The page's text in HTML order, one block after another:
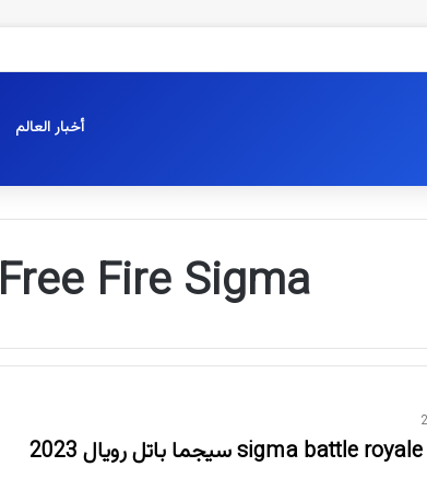
أخبار العالم
Free Fire Sigma